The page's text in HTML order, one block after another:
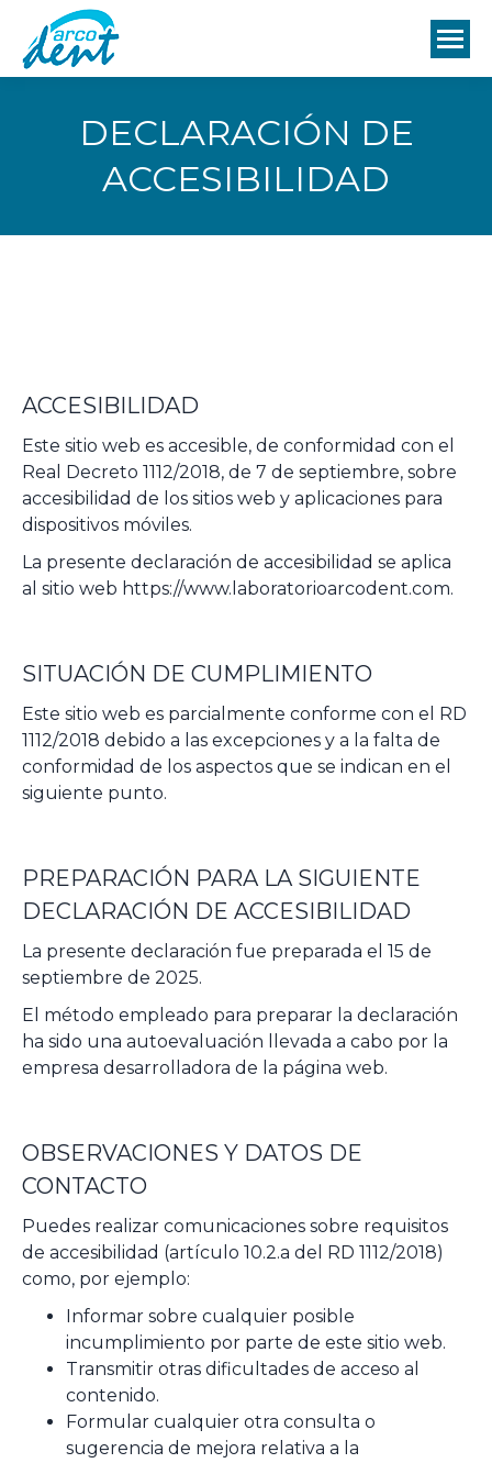
DECLARACIÓN DE
ACCESIBILIDAD
ACCESIBILIDAD
Este sitio web es accesible, de conformidad con el
Real Decreto 1112/2018, de 7 de septiembre, sobre
accesibilidad de los sitios web y aplicaciones para
dispositivos móviles.
La presente declaración de accesibilidad se aplica
al sitio web https://www.laboratorioarcodent.com.
SITUACIÓN DE CUMPLIMIENTO
Este sitio web es parcialmente conforme con el RD
1112/2018 debido a las excepciones y a la falta de
conformidad de los aspectos que se indican en el
siguiente punto.
PREPARACIÓN PARA LA SIGUIENTE
DECLARACIÓN DE ACCESIBILIDAD
La presente declaración fue preparada el 15 de
septiembre de 2025.
El método empleado para preparar la declaración
ha sido una autoevaluación llevada a cabo por la
empresa desarrolladora de la página web.
OBSERVACIONES Y DATOS DE
CONTACTO
Puedes realizar comunicaciones sobre requisitos
de accesibilidad (artículo 10.2.a del RD 1112/2018)
como, por ejemplo:
Informar sobre cualquier posible
incumplimiento por parte de este sitio web.
Transmitir otras dificultades de acceso al
contenido.
Formular cualquier otra consulta o
sugerencia de mejora relativa a la